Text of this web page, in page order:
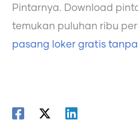
Pintarnya. Download
temukan puluhan ribu
pasang loker gratis